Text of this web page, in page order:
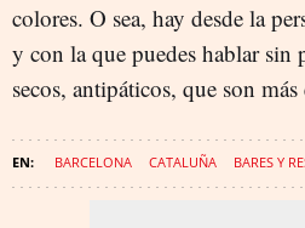
colores. O sea, hay desde la
y con la que puedes hablar sin
secos, antipáticos, que son
BARCELONA CATALUÑA BARES Y